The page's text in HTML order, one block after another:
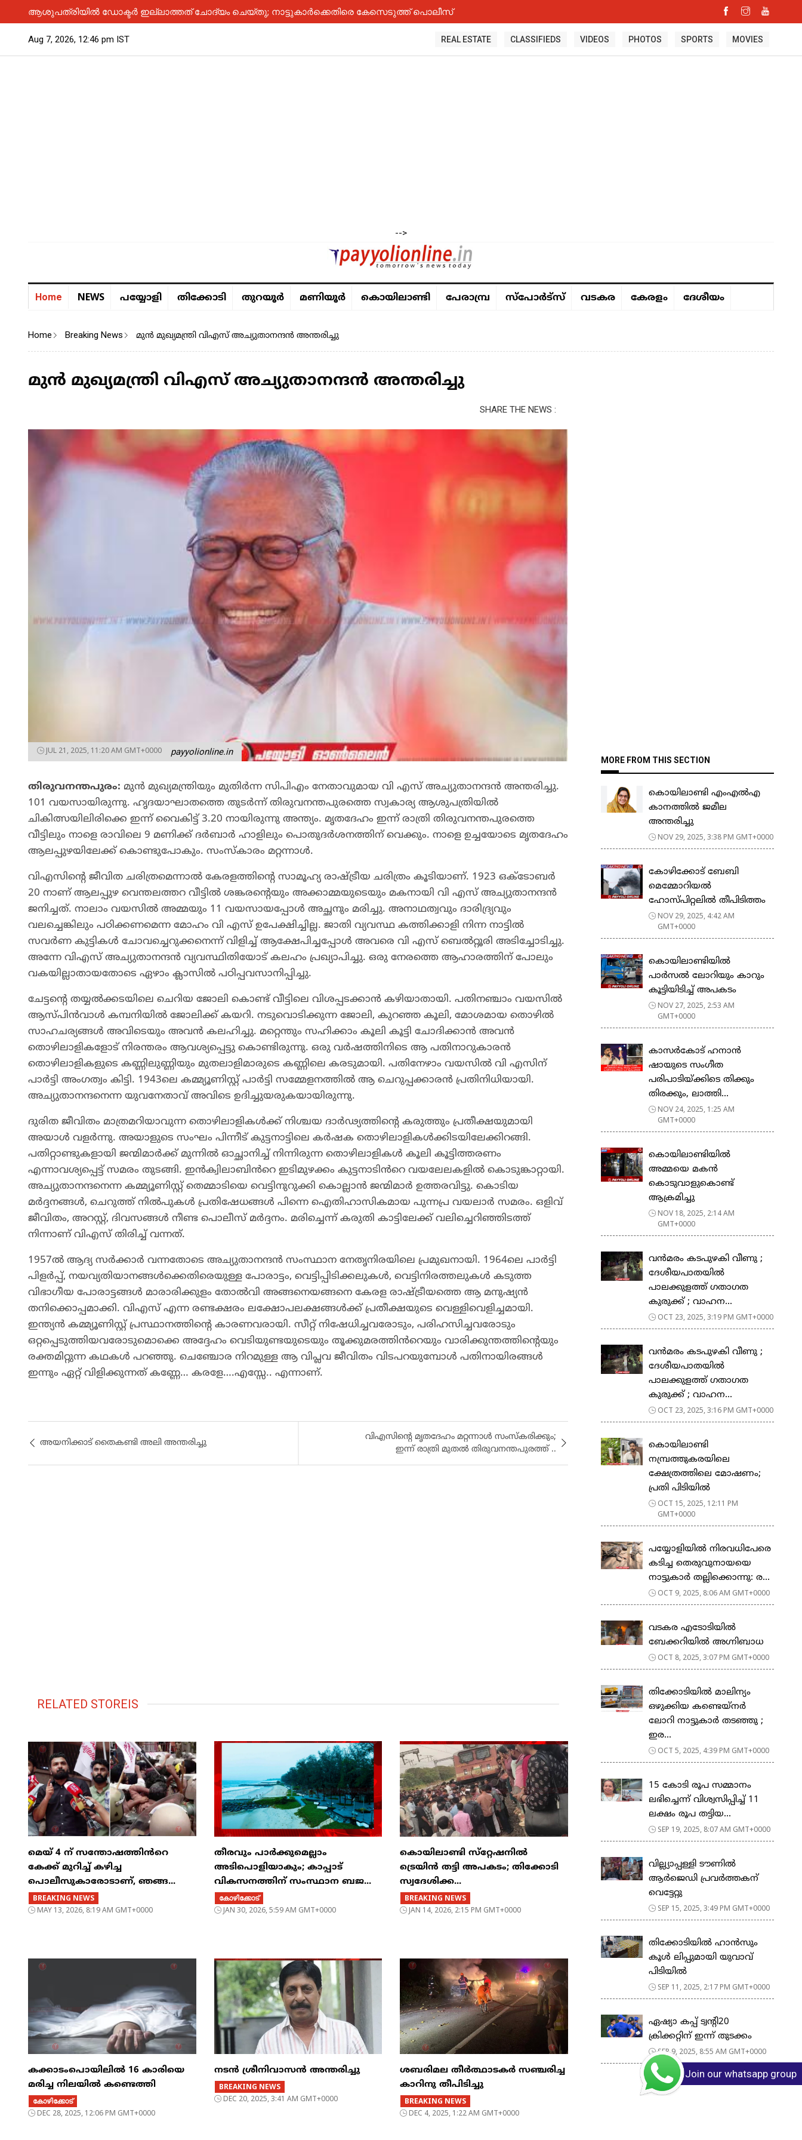
ആശുപത്രിയിൽ ഡോക്ടർ ഇല്ലാത്തത് ചോദ്യം ചെയ്തു; നാട്ടുകാർക്കെതിരെ കേസെടുത്ത് പൊലീസ്
Aug 7, 2026, 12:46 pm IST REAL ESTATE CLASSIFIEDS VIDEOS PHOTOS SPORTS MOVIES
-->
Home NEWS പയ്യോളി തിക്കോടി തുറയൂര്‍ മണിയൂര്‍ കൊയിലാണ്ടി പേരാമ്പ്ര സ്പോർട്സ് വടകര കേരളം ദേശീയം
Home Breaking News മുൻ മുഖ്യമന്ത്രി വിഎസ് അച്യുതാനന്ദൻ അന്തരിച്ചു
മുൻ മുഖ്യമന്ത്രി വിഎസ് അച്യുതാനന്ദൻ അന്തരിച്ചു
SHARE THE NEWS :
JUL 21, 2025, 11:20 AM GMT+0000 payyolionline.in
തിരുവനന്തപുരം: മുൻ മുഖ്യമന്ത്രിയും മുതിർന്ന സിപിഎം നേതാവുമായ വി എസ് അച്യുതാനന്ദൻ അന്തരിച്ചു.
101 വയസായിരുന്നു. ഹൃദയാഘാതത്തെ തുടർന്ന് തിരുവനന്തപുരത്തെ സ്വകാര്യ ആശുപത്രിയിൽ
ചികിത്സയിലിരിക്കെ ഇന്ന് വൈകിട്ട് 3.20 നായിരുന്നു അന്ത്യം. മൃതദേഹം ഇന്ന് രാത്രി തിരുവനന്തപുരത്തെ
വീട്ടിലും നാളെ രാവിലെ 9 മണിക്ക് ദര്‍ബാര്‍ ഹാളിലും പൊതുദർശനത്തിന് വെക്കും. നാളെ ഉച്ചയോടെ മൃതദേഹം
ആലപ്പുഴയിലേക്ക് കൊണ്ടുപോകും. സംസ്കാരം മറ്റന്നാള്‍.
വിഎസിന്റെ ജീവിത ചരിത്രമെന്നാൽ കേരളത്തിൻ്റെ സാമൂഹ്യ രാഷ്ട്രീയ ചരിത്രം കൂടിയാണ്. 1923 ഒക്ടോബർ
20 നാണ് ആലപ്പുഴ വെന്തലത്തറ വീട്ടിൽ ശങ്കരൻ്റെയും അക്കാമ്മയുടെയും മകനായി വി എസ് അച്യുതാനന്ദൻ
ജനിച്ചത്. നാലാം വയസിൽ അമ്മയും 11 വയസായപ്പോൾ അച്ഛനും മരിച്ചു. അനാഥത്വവും ദാരിദ്ര്യവും
വലച്ചെങ്കിലും പഠിക്കണമെന്ന മോഹം വി എസ് ഉപേക്ഷിച്ചില്ല. ജാതി വ്യവസ്ഥ കത്തിക്കാളി നിന്ന നാട്ടിൽ
സവർണ കുട്ടികൾ ചോവച്ചെറുക്കനെന്ന് വിളിച്ച് ആക്ഷേപിച്ചപ്പോൾ അവരെ വി എസ് ബെൽറ്റൂരി അടിച്ചോടിച്ചു.
അന്നേ വിഎസ് അച്യുതാനന്ദൻ വ്യവസ്ഥിതിയോട് കലഹം പ്രഖ്യാപിച്ചു. ഒരു നേരത്തെ ആഹാരത്തിന് പോലും
വകയില്ലാതായതോടെ ഏഴാം ക്ലാസിൽ പഠിപ്പവസാനിപ്പിച്ചു.
ചേട്ടൻ്റെ തയ്യൽക്കടയിലെ ചെറിയ ജോലി കൊണ്ട് വീട്ടിലെ വിശപ്പടക്കാൻ കഴിയാതായി. പതിനഞ്ചാം വയസിൽ
ആസ്പിൻവാൾ കമ്പനിയിൽ ജോലിക്ക് കയറി. നടുവൊടിക്കുന്ന ജോലി, കുറഞ്ഞ കൂലി, മോശമായ തൊഴിൽ
സാഹചര്യങ്ങൾ അവിടെയും അവൻ കലഹിച്ചു. മറ്റെന്തും സഹിക്കാം കൂലി കൂട്ടി ചോദിക്കാൻ അവൻ
തൊഴിലാളികളോട് നിരന്തരം ആവശ്യപ്പെട്ടു കൊണ്ടിരുന്നു. ഒരു വർഷത്തിനിടെ ആ പതിനാറുകാരൻ
തൊഴിലാളികളുടെ കണ്ണിലുണ്ണിയും മുതലാളിമാരുടെ കണ്ണിലെ കരടുമായി. പതിനേഴാം വയസിൽ വി എസിന്
പാർട്ടി അംഗത്വം കിട്ടി. 1943ലെ കമ്മ്യൂണിസ്റ്റ് പാർട്ടി സമ്മേളനത്തിൽ ആ ചെറുപ്പക്കാരൻ പ്രതിനിധിയായി.
അച്യുതാനന്ദനെന്ന യുവനേതാവ് അവിടെ ഉദിച്ചുയരുകയായിരുന്നു.
ദുരിത ജീവിതം മാത്രമറിയാവുന്ന തൊഴിലാളികൾക്ക് നിശ്ചയ ദാർഢ്യത്തിൻ്റെ കരുത്തും പ്രതീക്ഷയുമായി
അയാൾ വളർന്നു. അയാളുടെ സംഘം പിന്നീട് കുട്ടനാട്ടിലെ കർഷക തൊഴിലാളികൾക്കിടയിലേക്കിറങ്ങി.
പതിറ്റാണ്ടുകളായി ജന്മിമാർക്ക് മുന്നിൽ ഓച്ഛാനിച്ച് നിന്നിരുന്ന തൊഴിലാളികൾ കൂലി കൂട്ടിത്തരണം
എന്നാവശ്യപ്പെട്ട് സമരം തുടങ്ങി. ഇൻക്വിലാബിൻറെ ഇടിമുഴക്കം കുട്ടനാടിൻറെ വയലേലകളിൽ കൊടുങ്കാറ്റായി.
അച്യുതാനന്ദനെന്ന കമ്മ്യൂണിസ്റ്റ് തെമ്മാടിയെ വെട്ടിനുറുക്കി കൊല്ലാൻ ജന്മിമാർ ഉത്തരവിട്ടു. കൊടിയ
മർദ്ദനങ്ങൾ, ചെറുത്ത് നിൽപുകൾ പ്രതിഷേധങ്ങൾ പിന്നെ ഐതിഹാസികമായ പുന്നപ്ര വയലാർ സമരം. ഒളിവ്
ജീവിതം, അറസ്റ്റ്, ദിവസങ്ങൾ നീണ്ട പൊലീസ് മർദ്ദനം. മരിച്ചെന്ന് കരുതി കാട്ടിലേക്ക് വലിച്ചെറിഞ്ഞിടത്ത്
നിന്നാണ് വിഎസ് തിരിച്ച് വന്നത്.
1957ൽ ആദ്യ സർക്കാർ വന്നതോടെ അച്യുതാനന്ദൻ സംസ്ഥാന നേതൃനിരയിലെ പ്രമുഖനായി. 1964ലെ പാർട്ടി
പിളർപ്പ്, നയവ്യതിയാനങ്ങൾക്കെതിരെയുള്ള പോരാട്ടം, വെട്ടിപ്പിടിക്കലുകൾ, വെട്ടിനിരത്തലുകൾ കടുത്ത
വിഭാഗീയ പോരാട്ടങ്ങൾ മാരാരിക്കുളം തോൽവി അങ്ങനെയങ്ങനെ കേരള രാഷ്ട്രീയത്തെ ആ മനുഷ്യൻ
തനിക്കൊപ്പമാക്കി. വിഎസ് എന്ന രണ്ടക്ഷരം ലക്ഷോപലക്ഷങ്ങൾക്ക് പ്രതീക്ഷയുടെ വെള്ളിവെളിച്ചമായി.
ഇന്ത്യൻ കമ്മ്യൂണിസ്റ്റ് പ്രസ്ഥാനത്തിൻ്റെ കാരണവരായി. സീറ്റ് നിഷേധിച്ചവരോടും, പരിഹസിച്ചവരോടും
ഒറ്റപ്പെടുത്തിയവരോടുമൊക്കെ അദ്ദേഹം വെടിയുണ്ടയുടെയും തൂക്കുമരത്തിൻറെയും വാരിക്കുന്തത്തിൻ്റെയും
രക്തമിറ്റുന്ന കഥകൾ പറഞ്ഞു. ചെഞ്ചോര നിറമുള്ള ആ വിപ്ലവ ജീവിതം വിടപറയുമ്പോൾ പതിനായിരങ്ങൾ
ഇന്നും ഏറ്റ് വിളിക്കുന്നത് കണ്ണേ… കരളേ….എസ്സേ.. എന്നാണ്.
അയനിക്കാട് തൈകണ്ടി അലി അന്തരിച്ചു
വിഎസിൻ്റെ മൃതദേഹം മറ്റന്നാൾ സംസ്‌കരിക്കും;
ഇന്ന് രാത്രി മുതൽ തിരുവനന്തപുരത്ത് ..
RELATED STOREIS
മെയ് 4 ന് സന്തോഷത്തിൻറെ
കേക്ക് മുറിച്ച് കഴിച്ച
പൊലീസുകാരോടാണ്, ഞങ്ങ...
BREAKING NEWS
MAY 13, 2026, 8:19 AM GMT+0000
തീരവും പാർക്കുമെല്ലാം
അടിപൊളിയാകും; കാപ്പാട്
വികസനത്തിന് സംസ്ഥാന ബജ...
കോഴിക്കോട്
JAN 30, 2026, 5:59 AM GMT+0000
കൊയിലാണ്ടി സ്‌റ്റേഷനില്‍
ട്രെയിന്‍ തട്ടി അപകടം; തിക്കോടി
സ്വദേശിക്ക...
BREAKING NEWS
JAN 14, 2026, 2:15 PM GMT+0000
കക്കാടംപൊയിലിൽ 16 കാരിയെ
മരിച്ച നിലയിൽ കണ്ടെത്തി
കോഴിക്കോട്
DEC 28, 2025, 12:06 PM GMT+0000
നടൻ ശ്രീനിവാസൻ അന്തരിച്ചു
BREAKING NEWS
DEC 20, 2025, 3:41 AM GMT+0000
ശബരിമല തീർത്ഥാടകർ സഞ്ചരിച്ച
കാറിനു തീപിടിച്ചു
BREAKING NEWS
DEC 4, 2025, 1:22 AM GMT+0000
MORE FROM THIS SECTION
കൊയിലാണ്ടി എംഎൽഎ
കാനത്തിൽ ജമീല
അന്തരിച്ചു
NOV 29, 2025, 3:38 PM GMT+0000
കോഴിക്കോട് ബേബി
മെമ്മോറിയൽ
ഹോസ്പിറ്റലിൽ തീപിടിത്തം
NOV 29, 2025, 4:42 AM
GMT+0000
കൊയിലാണ്ടിയിൽ
പാർസൽ ലോറിയും കാറും
കൂട്ടിയിടിച്ച് അപകടം
NOV 27, 2025, 2:53 AM
GMT+0000
കാസർകോട് ഹനാൻ
ഷായുടെ സംഗീത
പരിപാടിയ്ക്കിടെ തിക്കും
തിരക്കും, ലാത്തി...
NOV 24, 2025, 1:25 AM
GMT+0000
കൊയിലാണ്ടിയിൽ
അമ്മയെ മകൻ
കൊടുവാളുകൊണ്ട്
ആക്രമിച്ചു
NOV 18, 2025, 2:14 AM
GMT+0000
വൻമരം കടപുഴകി വീണു ;
ദേശീയപാതയിൽ
പാലക്കുളത്ത് ഗതാഗത
കുരുക്ക് ; വാഹന...
OCT 23, 2025, 3:19 PM GMT+0000
വൻമരം കടപുഴകി വീണു ;
ദേശീയപാതയിൽ
പാലക്കുളത്ത് ഗതാഗത
കുരുക്ക് ; വാഹന...
OCT 23, 2025, 3:16 PM GMT+0000
കൊയിലാണ്ടി
നമ്പ്രത്തുകരയിലെ
ക്ഷേത്രത്തിലെ മോഷണം;
പ്രതി പിടിയില്‍
OCT 15, 2025, 12:11 PM
GMT+0000
പയ്യോളിയിൽ നിരവധിപേരെ
കടിച്ച തെരുവുനായയെ
നാട്ടുകാർ തല്ലിക്കൊന്നു: ര...
OCT 9, 2025, 8:06 AM GMT+0000
വടകര എടോടിയിൽ
ബേക്കറിയിൽ അഗ്നിബാധ
OCT 8, 2025, 3:07 PM GMT+0000
തിക്കോടിയിൽ മാലിന്യം
ഒഴുക്കിയ കണ്ടെയ്‌നർ
ലോറി നാട്ടുകാർ തടഞ്ഞു ;
ഇര...
OCT 5, 2025, 4:39 PM GMT+0000
15 കോടി രൂപ സമ്മാനം
ലഭിച്ചെന്ന് വിശ്വസിപ്പിച്ച് 11
ലക്ഷം രൂപ തട്ടിയ...
SEP 19, 2025, 8:07 AM GMT+0000
വില്ല്യാപ്പള്ളി ടൗണിൽ
ആ‍ർ‍ജെഡി പ്രവർത്തകന്
വെട്ടേറ്റു
SEP 15, 2025, 3:49 PM GMT+0000
തിക്കോടിയിൽ ഹാൻസും
കൂൾ ലിപ്പുമായി യുവാവ്
പിടിയിൽ
SEP 11, 2025, 2:17 PM GMT+0000
ഏഷ്യാ കപ്പ്‌ ട്വന്റി20
ക്രിക്കറ്റിന്‌ ഇന്ന്‌ തുടക്കം
SEP 9, 2025, 8:55 AM GMT+0000
Join our whatsapp group